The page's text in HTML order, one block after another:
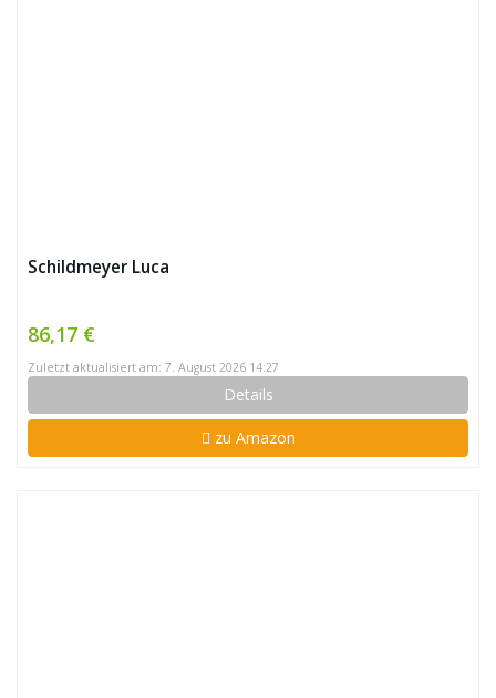
Schildmeyer Luca
86,17 €
Zuletzt aktualisiert am: 7. August 2026 14:27
Details
zu Amazon